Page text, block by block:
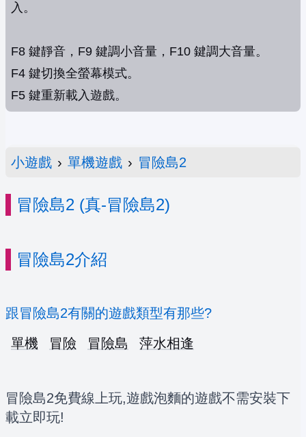
入。
F8 鍵靜音，F9 鍵調小音量，F10 鍵調大音量。
F4 鍵切換全螢幕模式。
F5 鍵重新載入遊戲。
小遊戲 › 單機遊戲 › 冒險島2
冒險島2 (真-冒險島2)
冒險島2介紹
跟冒險島2有關的遊戲類型有那些?
單機
冒險 冒險島 萍水相逢
冒險島2免費線上玩,遊戲泡麵的遊戲不需安裝下
載立即玩!